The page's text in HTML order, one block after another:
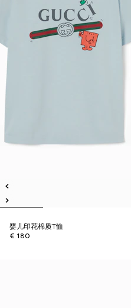
婴儿印花棉质T恤
€ 180